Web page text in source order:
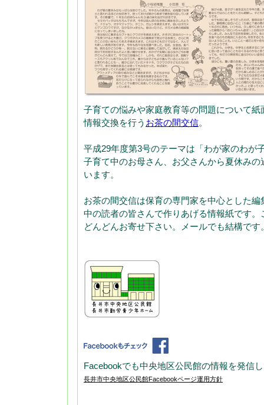
子育ての悩みや家庭教育等の問題について紙
情報交換を行う お茶の間交信。
平成29年度第3号のテーマは「わが家のわが
子育て中のお母さん、お父さんから夏休み
います。
お茶の間交信は保育の専門家を中心とした編
中の読者の皆さんで作りあげる情報紙です。
どんどんお寄せ下さい。メールでも結構です
Facebookでも中央地区公民館の情報を発信
長井市中央地区公民館Facebookページ運用方針